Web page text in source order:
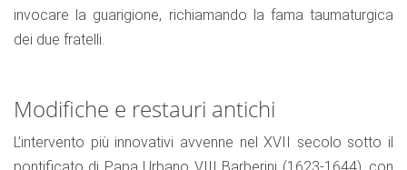
invocare la guarigione, richiamando la fama taumaturgica
dei due fratelli.
Modifiche e restauri antichi
L’intervento più innovativi avvenne nel XVII secolo sotto il
pontificato di Papa Urbano VIII Barberini (1623-1644), con